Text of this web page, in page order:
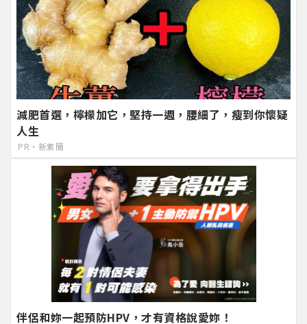
減肥首選，檸檬加它，堅持一週，腰細了，瘦到你懷疑
人生
PR・新素簡
伴侶和妳一起預防HPV，才有資格說愛妳！